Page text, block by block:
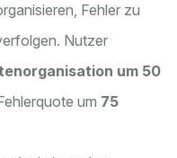
Fehler zu
Nutzer
um 50
um 75